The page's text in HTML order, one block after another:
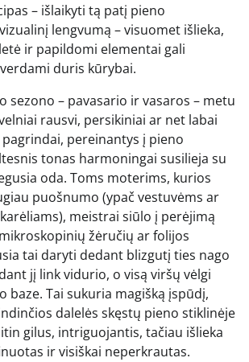
– išlaikyti tą patį pieno
lengvumą – visuomet išlieka,
ir papildomi elementai gali
duris kūrybai.
sezono – pavasario ir vasaros – metu
rausvi, persikiniai ar net labai
pereinantys į pieno
tonas harmoningai susilieja su
oda. Toms moterims, kurios
puošnumo (ypač vestuvėms ar
meistrai siūlo į perėjimą
žėručių ar folijos
tai daryti dedant blizgutį ties nago
jį link vidurio, o visą viršų vėlgi
baze. Tai sukuria magišką įspūdį,
dalelės skęstų pieno stiklinėje
gilus, intriguojantis, tačiau išlieka
ir visiškai neperkrautas.